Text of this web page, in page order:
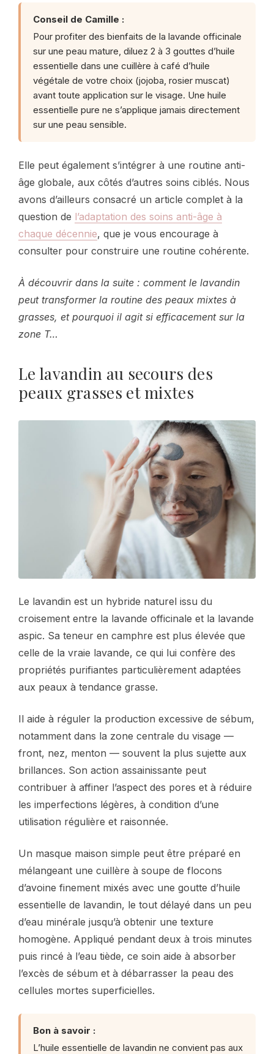
Conseil de Camille :
Pour profiter des bienfaits de la lavande officinale
sur une peau mature, diluez 2 à 3 gouttes d’huile
essentielle dans une cuillère à café d’huile
végétale de votre choix (jojoba, rosier muscat)
avant toute application sur le visage. Une huile
essentielle pure ne s’applique jamais directement
sur une peau sensible.
Elle peut également s’intégrer à une routine anti-
âge globale, aux côtés d’autres soins ciblés. Nous
avons d’ailleurs consacré un article complet à la
question de l’adaptation des soins anti-âge à
chaque décennie, que je vous encourage à
consulter pour construire une routine cohérente.
À découvrir dans la suite : comment le lavandin
peut transformer la routine des peaux mixtes à
grasses, et pourquoi il agit si efficacement sur la
zone T…
Le lavandin au secours des
peaux grasses et mixtes
Le lavandin est un hybride naturel issu du
croisement entre la lavande officinale et la lavande
aspic. Sa teneur en camphre est plus élevée que
celle de la vraie lavande, ce qui lui confère des
propriétés purifiantes particulièrement adaptées
aux peaux à tendance grasse.
Il aide à réguler la production excessive de sébum,
notamment dans la zone centrale du visage —
front, nez, menton — souvent la plus sujette aux
brillances. Son action assainissante peut
contribuer à affiner l’aspect des pores et à réduire
les imperfections légères, à condition d’une
utilisation régulière et raisonnée.
Un masque maison simple peut être préparé en
mélangeant une cuillère à soupe de flocons
d’avoine finement mixés avec une goutte d’huile
essentielle de lavandin, le tout délayé dans un peu
d’eau minérale jusqu’à obtenir une texture
homogène. Appliqué pendant deux à trois minutes
puis rincé à l’eau tiède, ce soin aide à absorber
l’excès de sébum et à débarrasser la peau des
cellules mortes superficielles.
Bon à savoir :
L’huile essentielle de lavandin ne convient pas aux